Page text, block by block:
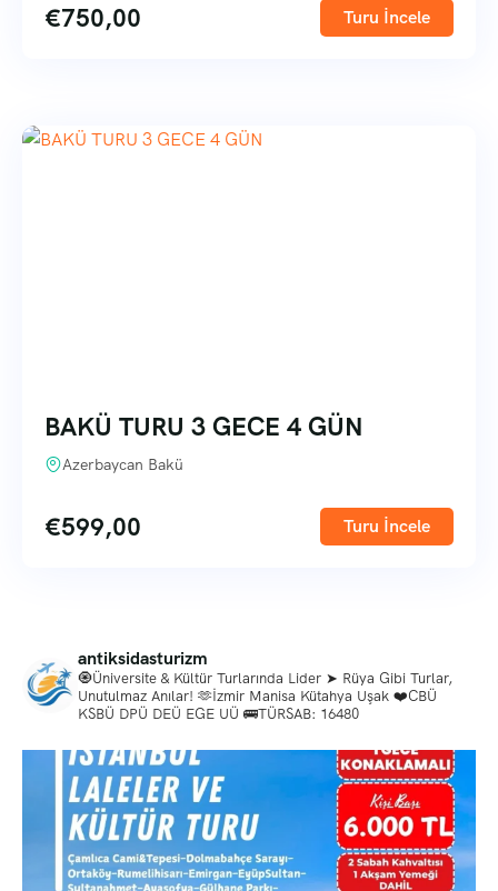
€750,00 Turu İncele
BAKÜ TURU 3 GECE 4 GÜN
Azerbaycan Bakü
€599,00 Turu İncele
antiksidasturizm
🧿Üniversite & Kültür Turlarında Lider ➤ Rüya Gibi Turlar,
Unutulmaz Anılar! 🫶İzmir Manisa Kütahya Uşak ❤️CBÜ
KSBÜ DPÜ DEÜ EGE UÜ 🚌TÜRSAB: 16480